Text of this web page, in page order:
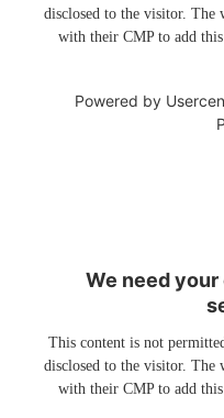
disclosed to the visitor. The
with their CMP to add
Powered by
We need
This content is not
disclosed to the visitor. The
with their CMP to add